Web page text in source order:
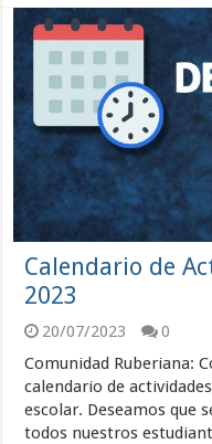
Calendario de
2023
20/07/2023
0
Comunidad Ruberiana:
calendario de
escolar. Deseamos que
todos nuestros